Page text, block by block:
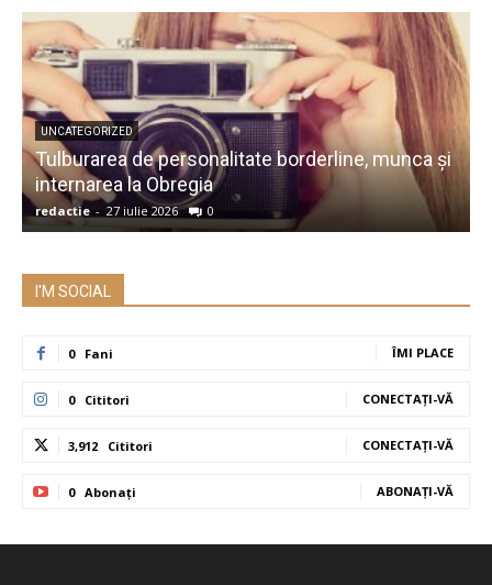
UNCATEGORIZED
Tulburarea de personalitate borderline, munca și
internarea la Obregia
redactie - 27 iulie 2026 0
I'M SOCIAL
0 Fani ÎMI PLACE
0 Cititori CONECTAȚI-VĂ
3,912 Cititori CONECTAȚI-VĂ
0 Abonați ABONAȚI-VĂ